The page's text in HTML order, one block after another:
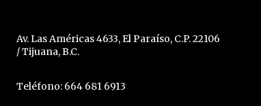
Av. Las Américas 4633, El Paraíso, C.P. 22106
/ Tijuana, B.C.
Teléfono: 664 681 6913